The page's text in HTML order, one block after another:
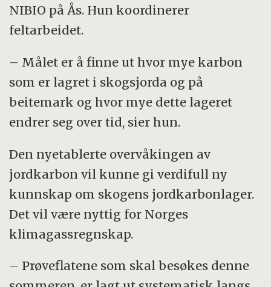
NIBIO på Ås. Hun koordinerer
feltarbeidet.
– Målet er å finne ut hvor mye karbon
som er lagret i skogsjorda og på
beitemark og hvor mye dette lageret
endrer seg over tid, sier hun.
Den nyetablerte overvåkingen av
jordkarbon vil kunne gi verdifull ny
kunnskap om skogens jordkarbonlager.
Det vil være nyttig for Norges
klimagassregnskap.
– Prøveflatene som skal besøkes denne